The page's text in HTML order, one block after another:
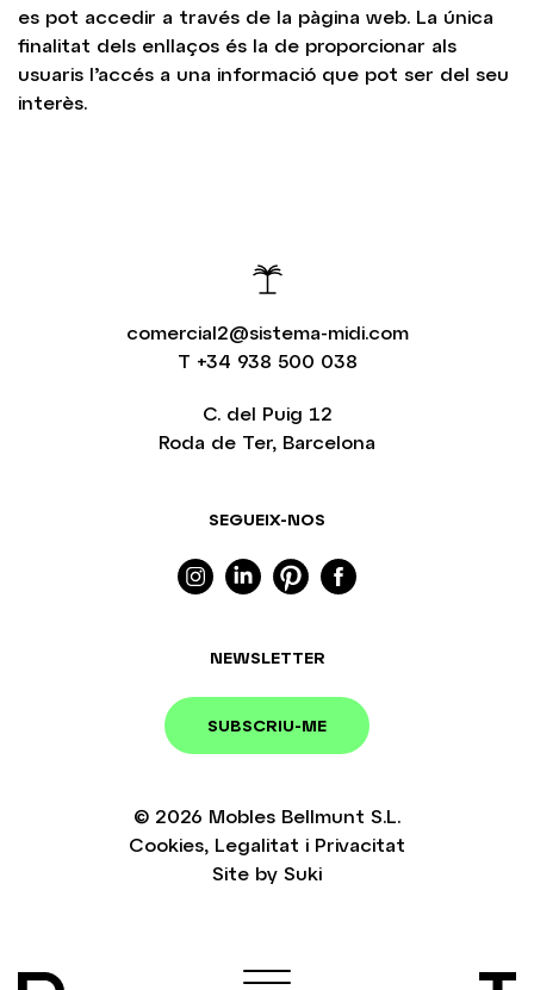
es pot accedir a través de la pàgina web. La única
finalitat dels enllaços és la de proporcionar als
usuaris l’accés a una informació que pot ser del seu
interès.
comercial2@sistema-midi.com
T +34 938 500 038
SEGUEIX-NOS
NEWSLETTER
SUBSCRIU-ME
C. del Puig 12
Roda de Ter, Barcelona
© 2026 Mobles Bellmunt S.L.
Cookies, Legalitat i Privacitat
Site by Suki